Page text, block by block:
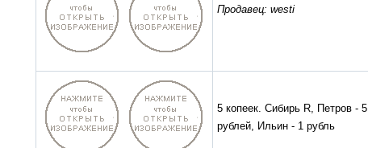
Продавец: westi
5 копеек. Сибирь R, Петров - 5
рублей, Ильин - 1 рубль